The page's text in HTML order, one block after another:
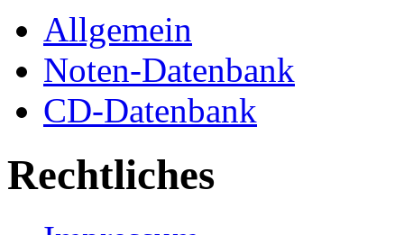
Allgemein
Noten-Datenbank
CD-Datenbank
Rechtliches